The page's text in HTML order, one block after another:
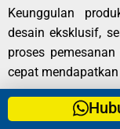
Keunggulan
desain eksklusif,
proses
cepat
Bagi yang